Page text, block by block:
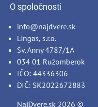
O spoločnosti
info@najdvere.sk
Lingas, s.r.o.
Sv. Anny 4787/1A
034 01 Ružomberok
IČO: 44336306
DIČ: SK2022672883
NajDvere.sk 2026 ©